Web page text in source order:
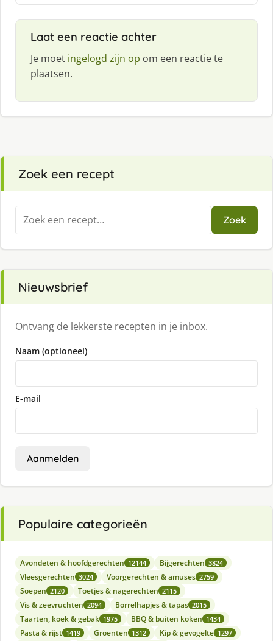
:
Laat een reactie achter
Je moet ingelogd zijn op om een reactie te
plaatsen.
Zoek een recept
Zoeken
naar:
Zoek
Nieuwsbrief
Ontvang de lekkerste recepten in je inbox.
Naam (optioneel)
E-mail
Aanmelden
Populaire categorieën
Avondeten & hoofdgerechten 12144 Bijgerechten 3824
Vleesgerechten 3024 Voorgerechten & amuses 2759
Soepen 2120 Toetjes & nagerechten 2115
Vis & zeevruchten 2094 Borrelhapjes & tapas 2015
Taarten, koek & gebak 1975 BBQ & buiten koken 1434
Pasta & rijst 1419 Groenten 1312 Kip & gevogelte 1297